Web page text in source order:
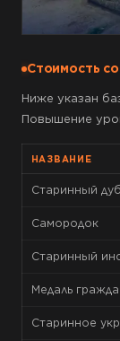
Стоимость
Ниже указан
Повышение
НАЗВАНИЕ
Старинный
Самородок
Старинный
Медаль
Старинное